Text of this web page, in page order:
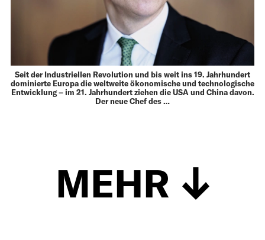
Seit der Industriellen Revolution und bis weit ins 19. Jahrhundert
dominierte Europa die weltweite ökonomische und technologische
Entwicklung – im 21. Jahrhundert ziehen die USA und China davon.
Der neue Chef des …
MEHR